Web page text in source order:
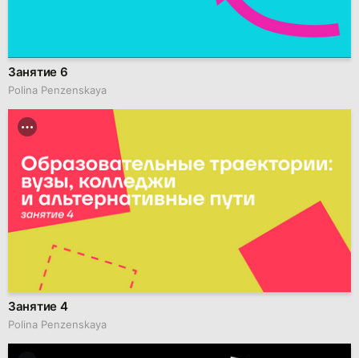
Занятие 6
Polina Penzenskaya
Занятие 4
Polina Penzenskaya